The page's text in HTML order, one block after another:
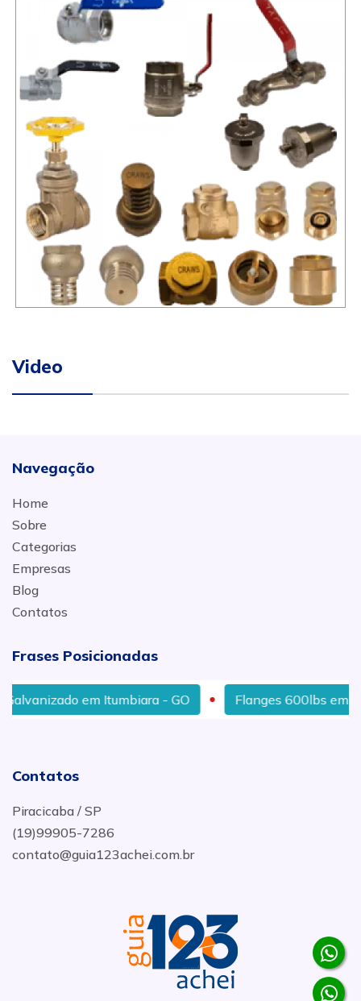
Video
Navegação
Home
Sobre
Categorias
Empresas
Blog
Contatos
Frases Posicionadas
em Itumbiara - GO Flanges 600lbs em
Contatos
Piracicaba / SP
(19)99905-7286
contato@guia123achei.com.br